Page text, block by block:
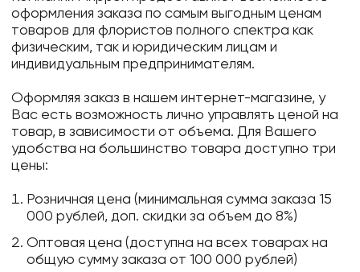
оформления заказа по самым выгодным ценам
товаров для флористов полного спектра как
физическим, так и юридическим лицам и
индивидуальным предпринимателям.
Оформляя заказ в нашем интернет-магазине, у
Вас есть возможность лично управлять ценой на
товар, в зависимости от объема. Для Вашего
удобства на большинство товара доступно три
цены:
Розничная цена (минимальная сумма заказа 15
000 рублей, доп. скидки за объем до 8%)
Оптовая цена (доступна на всех товарах на
общую сумму заказа от 100 000 рублей)